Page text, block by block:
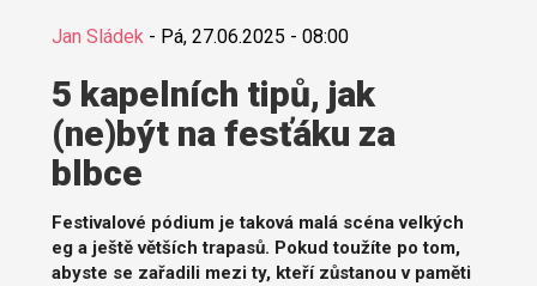
Jan Sládek- Pá, 27.06.2025 - 08:00
5 kapelních tipů, jak
(ne)být na fesťáku za
blbce
Festivalové pódium je taková malá scéna velkých
eg a ještě větších trapasů. Pokud toužíte po tom,
abyste se zařadili mezi ty, kteří zůstanou v paměti